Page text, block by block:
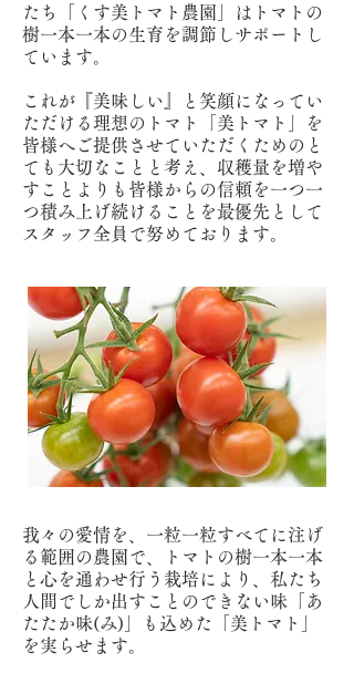
たち
「くす美トマト農園」はトマトの
樹一本一本の生育を調節しサポートし
ています。
これが『美味しい』と笑顔になってい
ただける理想のトマト「美トマト」を
皆様へご提供させていただくためのと
ても大切なことと考え、収穫量を増や
すことよりも皆様からの信頼を一つ一
つ積み上げ続けることを最優先として
スタッフ全員で努めております。
我々の愛情を、一粒一粒すべてに注げ
る範囲の農園で、トマトの樹一本一本
と心を通わせ行う栽培により、私たち
人間でしか出すことのできない味「あ
たたか味(み)」も込めた「美トマト」
を実らせます。